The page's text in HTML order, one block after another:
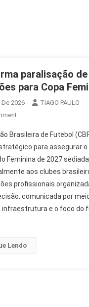
paralisação de
para Copa
2026
TIAGO PAULO
On
Confirma
Paralisação
De
Competições
Para
Copa
Feminina
Brasileira de Futebol
para assegurar o
Feminina de 2027
aos clubes
profissionais
comunicada por
infraestrutura e o foco do
Lendo